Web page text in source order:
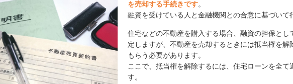
を売却する手続きです。
融資を受けている人と金融機関との合意に基づいて
住宅などの不動産を購入する場合、融資の担保とし
定しますが、不動産を売却するときには抵当権を解
もらう必要があります。
ここで、抵当権を解除するには、住宅ローンを全て
す。